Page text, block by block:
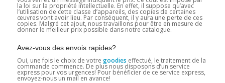
la loi sur la propriété intellectuelle. En effet, il suppose qu’avec
l’utilisation de cette classe d’appareils, des copies de certaines
œuvres vont avoir lieu. Par conséquent, il y aura une perte de ces
copies. Malgré cet ajout, nous travaillons pour être en mesure de
donner le meilleur prix possible dans notre catalogue.
Avez-vous des envois rapides?
Oui, une fois le choix de votre goodies effectué, le traitement de la
commande commence. De plus nous disposons d’un service
express pour vos urgences! Pour bénéficier de ce service express,
envoyez-nous un mail en avance!